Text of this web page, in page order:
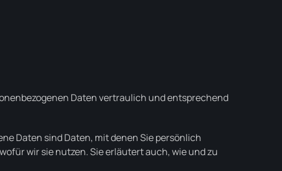
Daten vertraulich und entsprechend
Daten sind Daten, mit denen Sie persönlich
wir sie nutzen. Sie erläutert auch, wie und zu